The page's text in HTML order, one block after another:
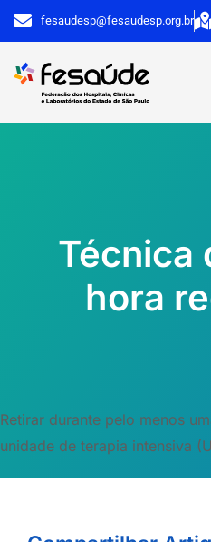
para
conteúdo
fesaudesp@fesaudesp.org.br
Técnica
hora
Retirar durante pelo menos
unidade de terapia intensiva